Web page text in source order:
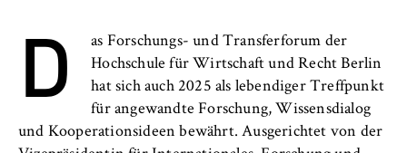
n
B
e
l
Veranstaltungen
Personen und Kontakte
Formulare
D
as Forschungs- und Transferforum der
Hochschule für Wirtschaft und Recht Berlin
hat sich auch 2025 als lebendiger Treffpunkt
für angewandte Forschung, Wissensdialog
und Kooperationsideen bewährt. Ausgerichtet von der
Betreiber dieser Website
Zweck:
Speichert den Zustimmungsstatus des
Benutzers für Cookies auf der aktuellen
Domäne. Dadurch wird verhindert, dass das